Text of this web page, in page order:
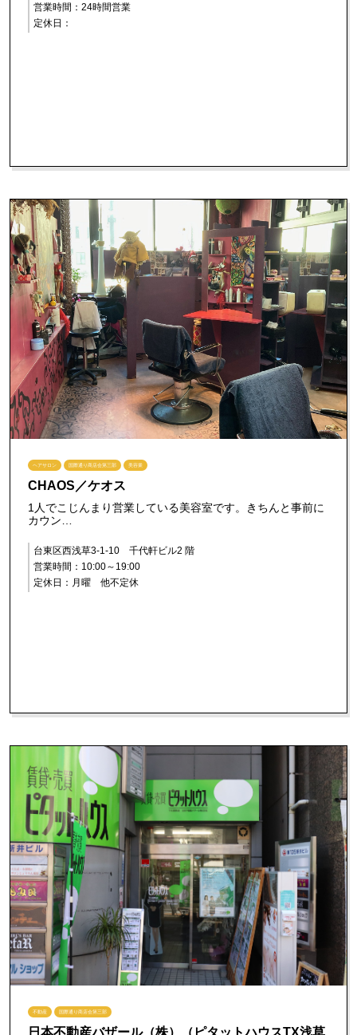
営業時間：24時間営業
定休日：
ヘアサロン 国際通り商店会第三部 美容業
CHAOS／ケオス
1人でこじんまり営業している美容室です。きちんと事前に
カウン…
台東区西浅草3-1-10 千代軒ビル2 階
営業時間：10:00～19:00
定休日：月曜 他不定休
不動産 国際通り商店会第三部
日本不動産バザール（株）（ピタットハウスTX浅草